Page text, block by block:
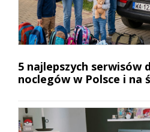
5 najlepszych serwisów
noclegów w Polsce i na